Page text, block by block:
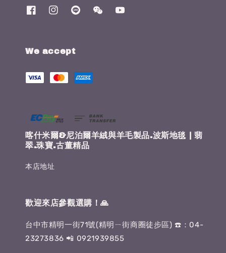
We accept
喀什米爾&尼泊爾羊絨與羊毛製品.波斯地毯 | 翡
翠.珠寶.古董精品
本店地址
歡迎來店參觀選購！🙏
台中市精明一街71號(精明ㄧ街商圈徒步區) ☎️：04-
23273836 📲 0921939855